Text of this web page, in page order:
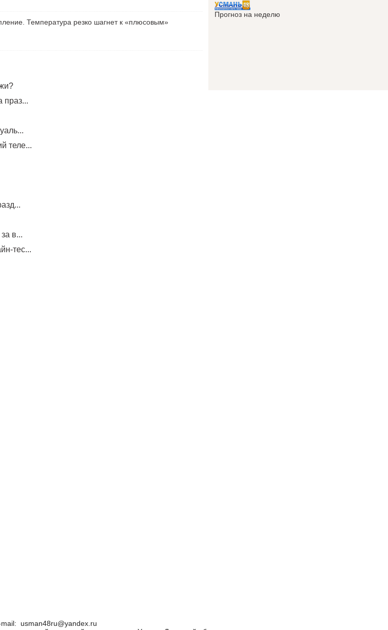
Температура резко шагнет к «плюсовым»
праз...
теле...
в...
тес...
Прогноз на неделю
mail: usman48ru@yandex.ru